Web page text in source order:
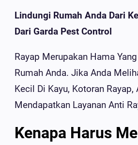
Lindungi Rumah Anda Dari
Dari Garda Pest Control
Rayap Merupakan Hama
Rumah Anda. Jika Anda
Kecil Di Kayu, Kotoran
Mendapatkan Layanan Anti
Kenapa Harus